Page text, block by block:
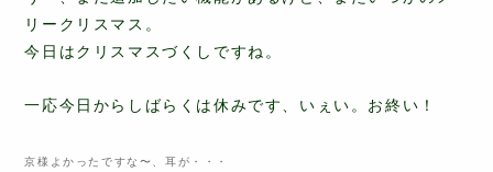
リークリスマス。
今日はクリスマスづくしですね。
一応今日からしばらくは休みです、いぇい。お終い！
京様よかったですな〜、耳が・・・